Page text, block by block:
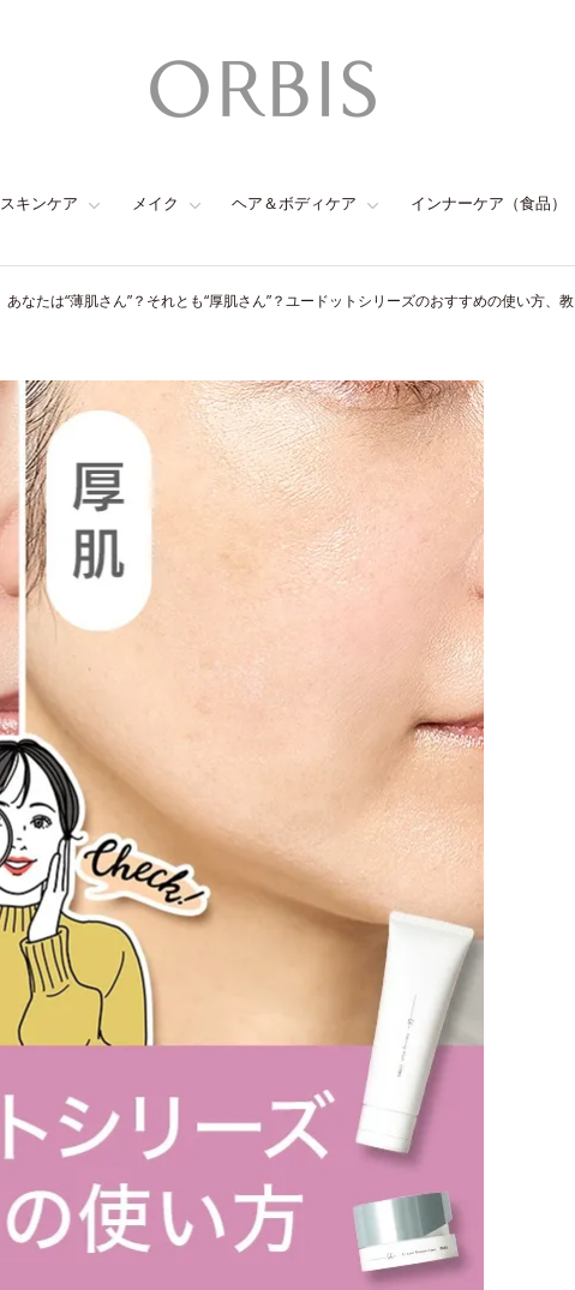
スキンケア メイク ヘア＆ボディケア インナーケア（食品）
あなたは“薄肌さん”？それとも“厚肌さん”？ユードットシリーズのおすすめの使い方、教